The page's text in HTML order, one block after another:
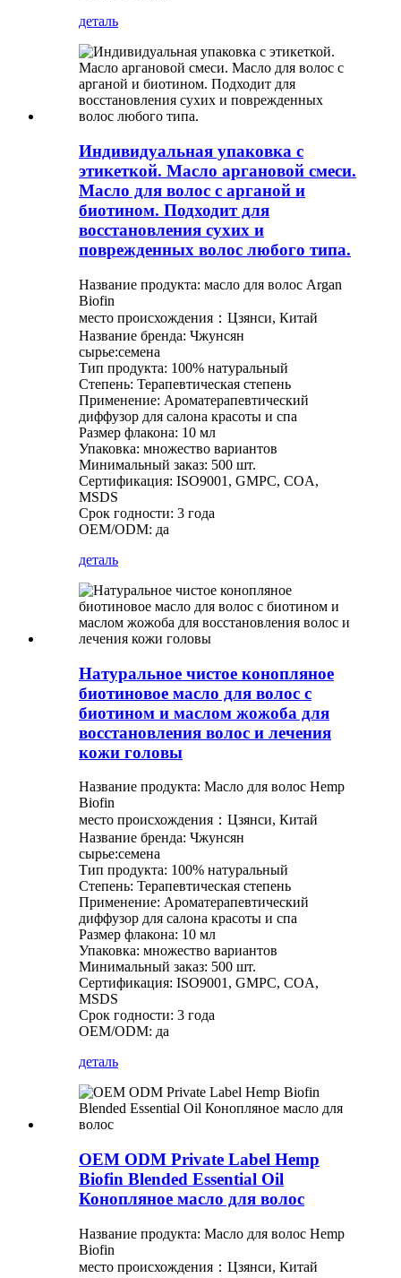
деталь
Индивидуальная упаковка с
этикеткой. Масло аргановой смеси.
Масло для волос с арганой и
биотином. Подходит для
восстановления сухих и
поврежденных волос любого типа.
Название продукта: масло для волос Argan
Biofin
место происхождения：Цзянси, Китай
Название бренда: Чжунсян
сырье:семена
Тип продукта: 100% натуральный
Степень: Терапевтическая степень
Применение: Ароматерапевтический
диффузор для салона красоты и спа
Размер флакона: 10 мл
Упаковка: множество вариантов
Минимальный заказ: 500 шт.
Сертификация: ISO9001, GMPC, COA,
MSDS
Срок годности: 3 года
OEM/ODM: да
деталь
Натуральное чистое конопляное
биотиновое масло для волос с
биотином и маслом жожоба для
восстановления волос и лечения
кожи головы
Название продукта: Масло для волос Hemp
Biofin
место происхождения：Цзянси, Китай
Название бренда: Чжунсян
сырье:семена
Тип продукта: 100% натуральный
Степень: Терапевтическая степень
Применение: Ароматерапевтический
диффузор для салона красоты и спа
Размер флакона: 10 мл
Упаковка: множество вариантов
Минимальный заказ: 500 шт.
Сертификация: ISO9001, GMPC, COA,
MSDS
Срок годности: 3 года
OEM/ODM: да
деталь
OEM ODM Private Label Hemp
Biofin Blended Essential Oil
Конопляное масло для волос
Название продукта: Масло для волос Hemp
Biofin
место происхождения：Цзянси, Китай